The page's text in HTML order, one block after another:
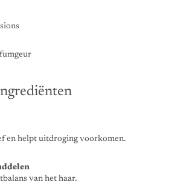
en helpt uitdroging voorkomen.
van het haar.